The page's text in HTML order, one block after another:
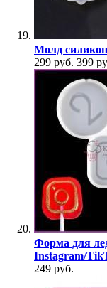
Молд
299 руб. 399
Форма для
Instagram/
249 руб.